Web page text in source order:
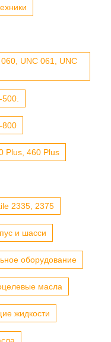
UNC 061, UNC
800
Plus, 460 Plus
2335, 2375
и шасси
оборудование
масла
жидкости